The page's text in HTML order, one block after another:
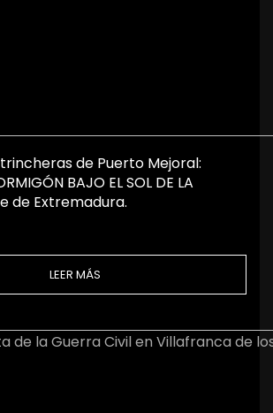
de Puerto Mejoral:
BAJO EL SOL DE LA
de Extremadura.
LEER MÁS